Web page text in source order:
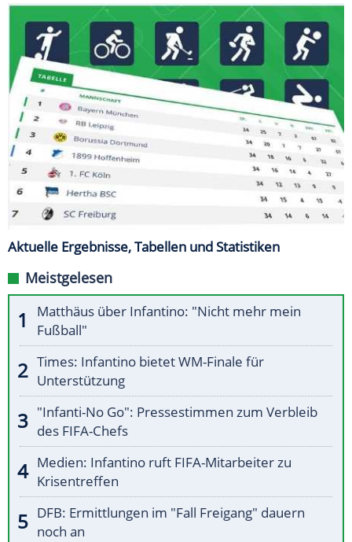
Aktuelle Ergebnisse, Tabellen und Statistiken
Meistgelesen
Matthäus über Infantino: "Nicht mehr mein
Fußball"
Times: Infantino bietet WM-Finale für
Unterstützung
"Infanti-No Go": Pressestimmen zum Verbleib
des FIFA-Chefs
Medien: Infantino ruft FIFA-Mitarbeiter zu
Krisentreffen
DFB: Ermittlungen im "Fall Freigang" dauern
noch an